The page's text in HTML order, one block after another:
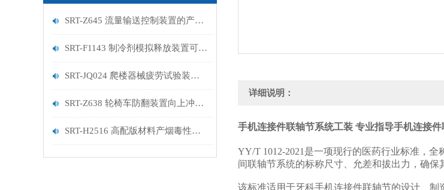
SRT-Z645 流量输送控制装置的产品说明
SRT-F1143 制冷剂模拟释放装置可以用在哪些方面
SRT-JQ024 爬楼器械疲劳试验装置的简单介绍
SRT-Z638 轮椅车防翻装置向上冲击测试试验机的应用有哪些 参数稳定
SRT-H2516 高配版材料产烟毒性试验装置（鼠笼法）介绍 参数稳定
详细说明：
手机连接件联轴节系统工装 专业指导手机连接
YY/T 1012-2021‌是一项现行的医药行业标准，
间联轴节系统的‌标称尺寸、允差和拔出力‌，确保
该标准适用于牙科手机连接件联轴节的设计、